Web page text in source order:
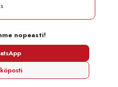
nopeasti!